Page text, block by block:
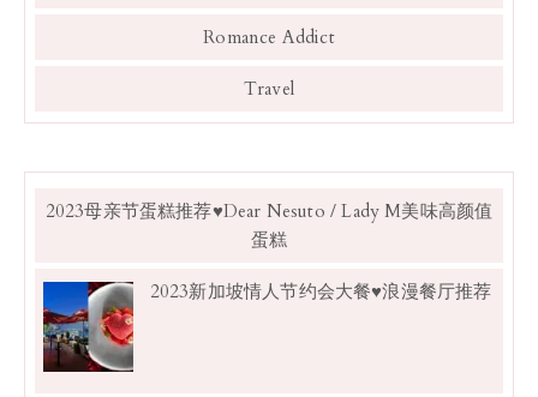
Romance Addict
Travel
2023母亲节蛋糕推荐♥Dear Nesuto / Lady M美味高颜值
蛋糕
2023新加坡情人节约会大餐♥浪漫餐厅推荐